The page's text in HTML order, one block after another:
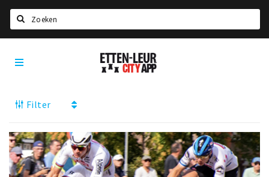
Home
Deals
Nieuws, interviews & blogs
Etten-
Leur
Filter